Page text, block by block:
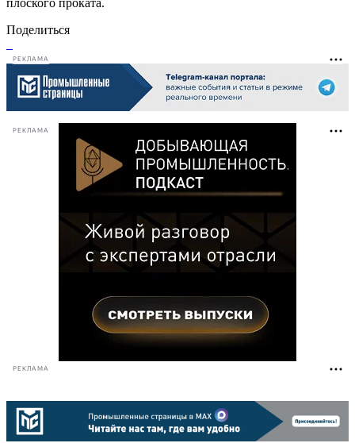
Поделиться
РЕКЛАМА
РЕКЛАМА
РЕКЛАМА